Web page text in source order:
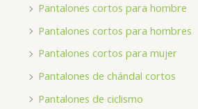
Pantalones cortos para hombre
Pantalones cortos para hombres
Pantalones cortos para mujer
Pantalones de chándal cortos
Pantalones de ciclismo